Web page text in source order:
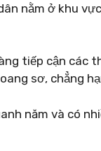
nằm ở khu
tiếp cận các
sơ, chẳng
năm và có